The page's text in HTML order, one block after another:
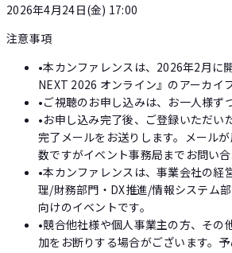
2026年4月24日(金) 17:00
注意事項
•本カンファレンスは、2026年2月に
NEXT 2026 オンライン』のアーカイ
•ご視聴のお申し込みは、お一人様ず
•お申し込み完了後、ご登録いただい
完了メールをお送りします。メール
数ですがイベント事務局までお問い合
•本カンファレンスは、事業会社の経
理/財務部門・DX推進/情報システム
向けのイベントです。
•競合他社様や個人事業主の方、その
加をお断りする場合がございます。予